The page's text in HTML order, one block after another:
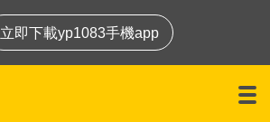
立即下載yp1083手機app